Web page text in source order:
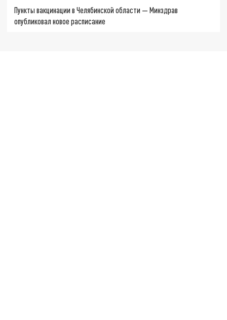
Пункты вакцинации в Челябинской области — Минздрав
опубликовал новое расписание